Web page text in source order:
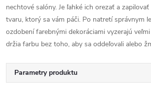
nechtové salóny. Je ľahké ich orezať a
tvaru, ktorý sa vám páči. Po natretí správnym
ozdobení farebnými dekoráciami vyzerajú
držia farbu bez toho, aby sa oddeľovali alebo
Parametry produktu